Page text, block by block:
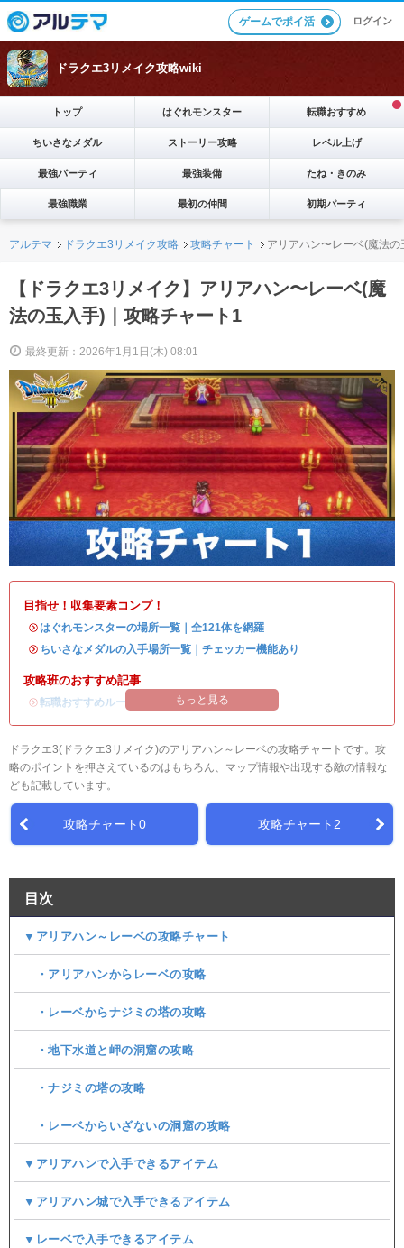
ゲームでポイ活 ログイン
ドラクエ3リメイク攻略wiki
トップ はぐれモンスター 転職おすすめ
ちいさなメダル ストーリー攻略 レベル上げ
最強パーティ 最強装備 たね・きのみ
最強職業 最初の仲間 初期パーティ
アルテマ ドラクエ3リメイク攻略 攻略チャート アリアハン〜レーベ(魔法
【ドラクエ3リメイク】アリアハン〜レーベ(魔
法の玉入手)｜攻略チャート1
最終更新：2026年1月1日(木) 08:01
目指せ！収集要素コンプ！
・はぐれモンスターの場所一覧｜全121体を網羅
・ ちいさなメダルの入手場所一覧｜チェッカー機能あり
攻略班のおすすめ記事
・転職おすすめルート もっと見る
ドラクエ3(ドラクエ3リメイク)のアリアハン～レーベの攻略チャートです。攻
略のポイントを押さえているのはもちろん、マップ情報や出現する敵の情報な
ども記載しています。
攻略チャート0 攻略チャート2
目次
▼アリアハン～レーベの攻略チャート
・アリアハンからレーベの攻略
・レーベからナジミの塔の攻略
・地下水道と岬の洞窟の攻略
・ナジミの塔の攻略
・レーベからいざないの洞窟の攻略
▼アリアハンで入手できるアイテム
▼アリアハン城で入手できるアイテム
▼レーベで入手できるアイテム